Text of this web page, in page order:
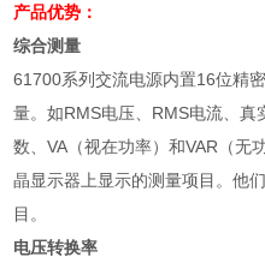
产品优势：
综合测量
61700系列交流电源内置16位精
量。如RMS电压、 RMS电流、真
数、VA （视在功率）和VAR （无
晶显示器上显示的测量项目。他
目。
电压转换率